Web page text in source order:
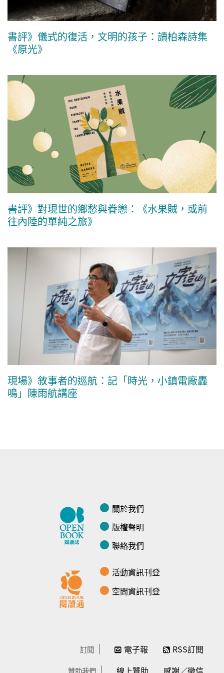
書評》儀式的復活，文明的孩子：讀柏森詩集
《原光》
書評》對現世的鄉愁與眷戀：《水果賊，或前
往內陸的單純之旅》
現場》敘事者的巡航：記「時光，小鎮電廠轟
鳴」陳雨航講座
關於我們
版權聲明
聯絡我們
活動資訊刊登
空間資訊刊登
訂閱 電子報 RSS訂閱